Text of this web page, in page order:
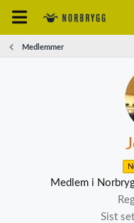
Medlemmer
Medlem i
Sist